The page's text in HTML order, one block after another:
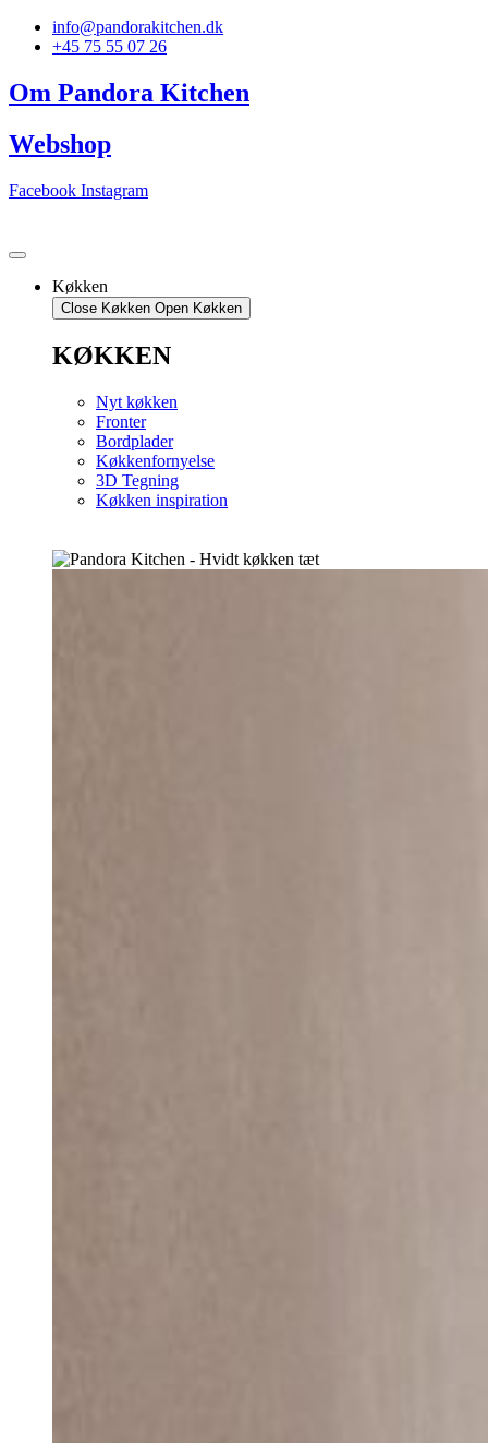
Videreinfo@pandorakitchen.dk
+45 75 55 07 26
Om Pandora Kitchen
Webshop
Facebook Instagram
Køkken
Close Køkken Open Køkken
KØKKEN
Nyt køkken
Fronter
Bordplader
Køkkenfornyelse
3D Tegning
Køkken inspiration